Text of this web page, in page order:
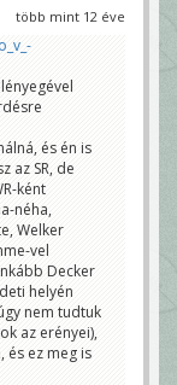
több mint 12 éve
és én is
az SR, de
ként
néha,
Welker
vel
Decker
helyén
nem tudtuk
az erényei),
és ez meg is